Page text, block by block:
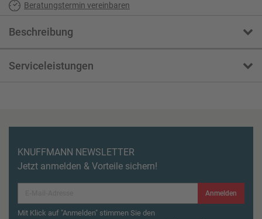
Beratungstermin vereinbaren
Beschreibung
Serviceleistungen
KNUFFMANN NEWSLETTER
Jetzt anmelden & Vorteile sichern!
Anmelden
Mit Klick auf "Anmelden" stimmen Sie den